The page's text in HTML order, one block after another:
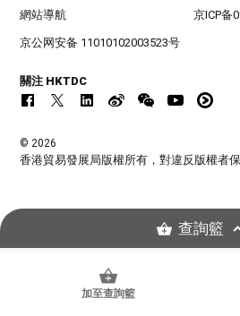
加至查詢籃
網站導航 京ICP备
京公网安备 11010102003523号
關注 HKTDC
© 2026
香港貿易發展局版權所有，對違反版權者
查詢籃